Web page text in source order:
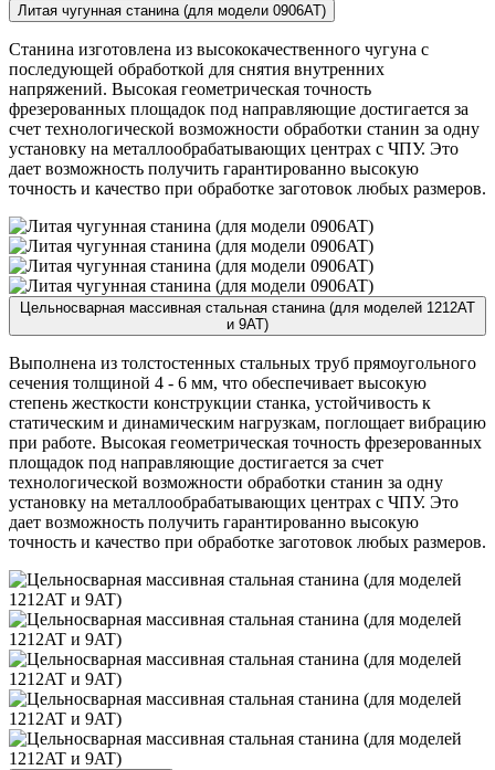
Литая чугунная станина (для модели 0906AT)
Станина изготовлена из высококачественного чугуна с
последующей обработкой для снятия внутренних
напряжений. Высокая геометрическая точность
фрезерованных площадок под направляющие достигается за
счет технологической возможности обработки станин за одну
установку на металлообрабатывающих центрах с ЧПУ. Это
дает возможность получить гарантированно высокую
точность и качество при обработке заготовок любых размеров.
Цельносварная массивная стальная станина (для моделей 1212AT
и 9AT)
Выполнена из толстостенных стальных труб прямоугольного
сечения толщиной 4 - 6 мм, что обеспечивает высокую
степень жесткости конструкции станка, устойчивость к
статическим и динамическим нагрузкам, поглощает вибрацию
при работе. Высокая геометрическая точность фрезерованных
площадок под направляющие достигается за счет
технологической возможности обработки станин за одну
установку на металлообрабатывающих центрах с ЧПУ. Это
дает возможность получить гарантированно высокую
точность и качество при обработке заготовок любых размеров.